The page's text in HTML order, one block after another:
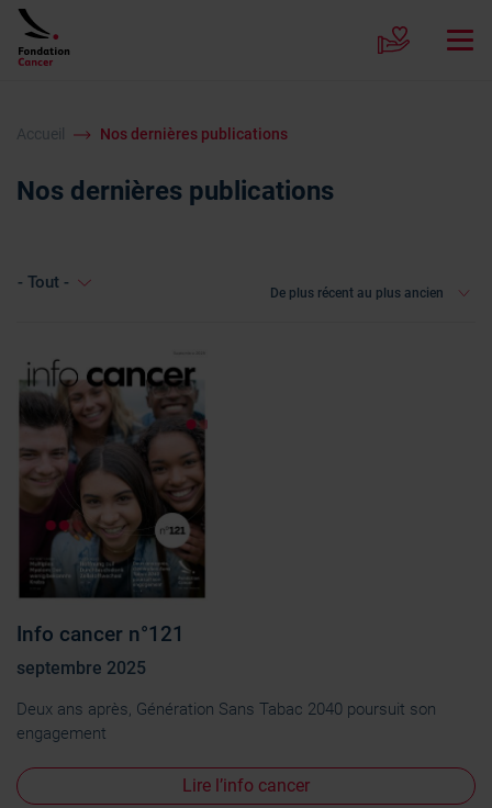
Accueil Nos dernières publications
Nos dernières publications
- Tout -
Info cancer n°121
septembre 2025
Deux ans après, Génération Sans Tabac 2040 poursuit son
engagement
Lire l’info cancer